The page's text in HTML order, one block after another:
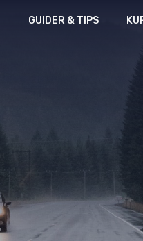
GUIDER & TIPS